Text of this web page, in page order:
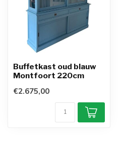
Buffetkast oud blauw
Montfoort 220cm
€2.675,00